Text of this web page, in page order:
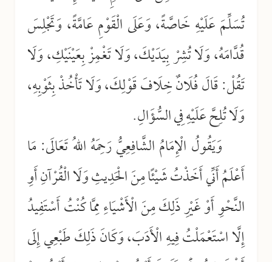
تُسَلِّمَ عَلَيْهِ خَاصَّةً، وَعَلَى الْقَوْمِ عَامَّةً، وَتَجْلِسَ
قُدَّامَهُ، وَلَا تُشِرْ بِيَدَيْكَ، وَلَا تَغْمِزْ بِعَيْنَيْكِ، وَلَا
تَقُلْ: قَالَ فُلَانٌ خِلَافَ قَوْلِكَ، وَلَا تَأْخُذْ بِثَوْبِهِ،
وَلَا تُلِحَّ عَلَيْهِ فِي السُّؤَالِ.
وَيَقُولُ الْإِمَامُ الشَّافِعِيُّ رَحِمَهُ اللهُ تَعَالَى: مَا
أَعْلَمُ أَنِّي أَخَذْتُ شَيْئًا مِنَ الْحَدِيثِ وَلَا الْقُرْآنِ أَوِ
النَّحْوِ أَوْ غَيْرِ ذَلِكَ مِنَ الْأَشْيَاءِ مِمَّا كُنْتُ أَسْتَفِيدُ
إِلَّا اسْتَعْمَلْتُ فِيهِ الْأَدَبَ، وَكَانَ ذَلِكَ طَبْعِي إِلَى